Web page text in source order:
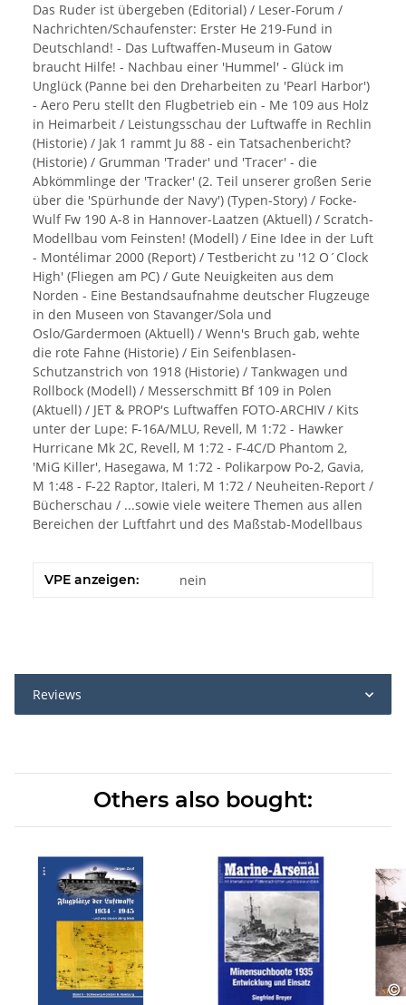
Das Ruder ist übergeben (Editorial) / Leser-Forum /
Nachrichten/Schaufenster: Erster He 219-Fund in
Deutschland! - Das Luftwaffen-Museum in Gatow
braucht Hilfe! - Nachbau einer 'Hummel' - Glück im
Unglück (Panne bei den Dreharbeiten zu 'Pearl Harbor')
- Aero Peru stellt den Flugbetrieb ein - Me 109 aus Holz
in Heimarbeit / Leistungsschau der Luftwaffe in Rechlin
(Historie) / Jak 1 rammt Ju 88 - ein Tatsachenbericht?
(Historie) / Grumman 'Trader' und 'Tracer' - die
Abkömmlinge der 'Tracker' (2. Teil unserer großen Serie
über die 'Spürhunde der Navy') (Typen-Story) / Focke-
Wulf Fw 190 A-8 in Hannover-Laatzen (Aktuell) / Scratch-
Modellbau vom Feinsten! (Modell) / Eine Idee in der Luft
- Montélimar 2000 (Report) / Testbericht zu '12 O´Clock
High' (Fliegen am PC) / Gute Neuigkeiten aus dem
Norden - Eine Bestandsaufnahme deutscher Flugzeuge
in den Museen von Stavanger/Sola und
Oslo/Gardermoen (Aktuell) / Wenn's Bruch gab, wehte
die rote Fahne (Historie) / Ein Seifenblasen-
Schutzanstrich von 1918 (Historie) / Tankwagen und
Rollbock (Modell) / Messerschmitt Bf 109 in Polen
(Aktuell) / JET & PROP's Luftwaffen FOTO-ARCHIV / Kits
unter der Lupe: F-16A/MLU, Revell, M 1:72 - Hawker
Hurricane Mk 2C, Revell, M 1:72 - F-4C/D Phantom 2,
'MiG Killer', Hasegawa, M 1:72 - Polikarpow Po-2, Gavia,
M 1:48 - F-22 Raptor, Italeri, M 1:72 / Neuheiten-Report /
Bücherschau / ...sowie viele weitere Themen aus allen
Bereichen der Luftfahrt und des Maßstab-Modellbaus
VPE anzeigen: nein
Reviews
Others also bought: